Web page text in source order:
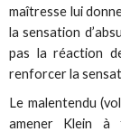
maîtresse lui
la sensation
pas la réaction
renforcer la
Le malentendu
amener Klein à